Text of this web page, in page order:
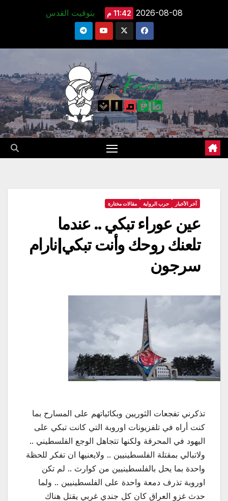
2026-08-08 11:42 م بتوقيت القدس
آخر الأخبار حرب الرواية مقالات مختارة
عين عوراء تبكي .. عندما
تلعنك روحك وأنت تبكي|نارام
سرجون
تذكرني تفجعات الثوريين وبكائياتهم على المسارح بما
كنت أراه في تلفزيونات اوروبة التي كانت تبكي على
اليهود في المحرقة ولكنها تتجاهل الوجع الفلسطيني ..
ولاتبالي بمقتلة الفلسطينيين .. ولايعنيها ان تفكر للحظة
واحدة بما يحل بالفلسطينيين من كوارث .. لم تكن
اوروبة تذرف دمعة واحدة على الفلسطينيين .. ولما
حدث غزو العراق كان كل جندي غربي يقتل هناك